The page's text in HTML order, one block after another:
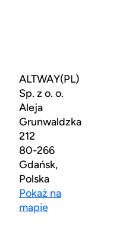
ALTWAY(PL)
Sp. z o. o.
Aleja
Grunwaldzka
212
80-266
Gdańsk,
Polska
Pokaż na
mapie